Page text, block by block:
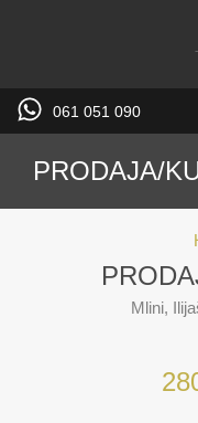
061 051 090
PRODAJA/
Mlini,